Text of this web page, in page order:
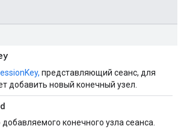
представляющий сеанс, для
добавить новый конечный узел.
конечного узла сеанса.